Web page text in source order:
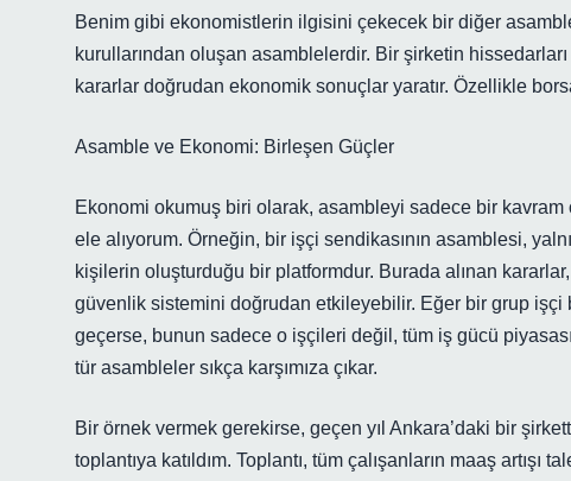
Benim gibi ekonomistlerin ilgisini çekecek bir diğer
kurullarından oluşan asamblelerdir. Bir şirketin
kararlar doğrudan ekonomik sonuçlar yaratır. Özellikle
Asamble ve Ekonomi: Birleşen Güçler
Ekonomi okumuş biri olarak, asambleyi sadece bir
ele alıyorum. Örneğin, bir işçi sendikasının asamblesi,
kişilerin oluşturduğu bir platformdur. Burada alınan
güvenlik sistemini doğrudan etkileyebilir. Eğer bir grup
geçerse, bunun sadece o işçileri değil, tüm iş gücü
tür asambleler sıkça karşımıza çıkar.
Bir örnek vermek gerekirse, geçen yıl Ankara’daki bir
toplantıya katıldım. Toplantı, tüm çalışanların maaş